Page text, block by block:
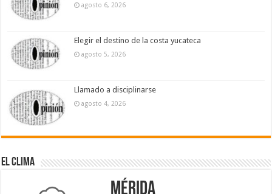
agosto 6, 2026
Elegir el destino de la costa yucateca
agosto 5, 2026
Llamado a disciplinarse
agosto 4, 2026
El Clima
Mérida